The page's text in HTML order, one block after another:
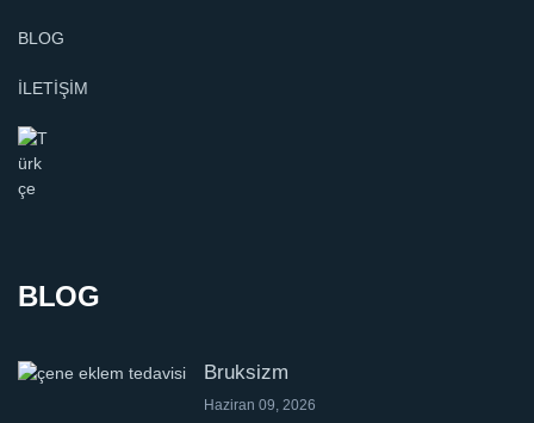
BLOG
İLETİŞİM
BLOG
Bruksizm
Haziran 09, 2026